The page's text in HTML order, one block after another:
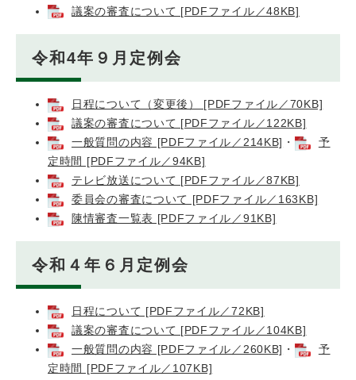
議案の審査について [PDFファイル／48KB]
令和4年９月定例会
日程について（変更後） [PDFファイル／70KB]
議案の審査について [PDFファイル／122KB]
一般質問の内容 [PDFファイル／214KB] ・
予
定時間 [PDFファイル／94KB]
テレビ放送について [PDFファイル／87KB]
委員会の審査について [PDFファイル／163KB]
陳情審査一覧表 [PDFファイル／91KB]
令和４年６月定例会
日程について [PDFファイル／72KB]
議案の審査について [PDFファイル／104KB]
一般質問の内容 [PDFファイル／260KB] ・
予
定時間 [PDFファイル／107KB]